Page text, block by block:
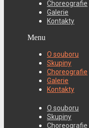
Choreografie
Galerie
Kontakty
Menu
O souboru
Skupiny
Choreografie
Galerie
Kontakty
O souboru
Skupiny
Choreografie